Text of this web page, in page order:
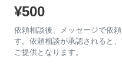
¥500
依頼相談後、メッセージで依
す。依頼相談が承認されると
ご提供となります。